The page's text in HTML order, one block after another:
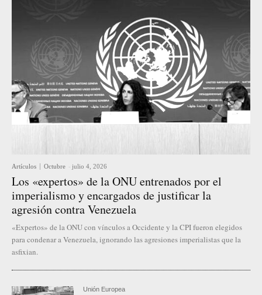
Artículos Octubre - julio 4, 2026
Los «expertos» de la ONU entrenados por el
imperialismo y encargados de justificar la
agresión contra Venezuela
«Expertos» de la ONU con vínculos a Occidente y la CPI fueron elegidos
para condenar a Venezuela, ignorando las agresiones imperialistas que la
asfixian.
Unión Europea